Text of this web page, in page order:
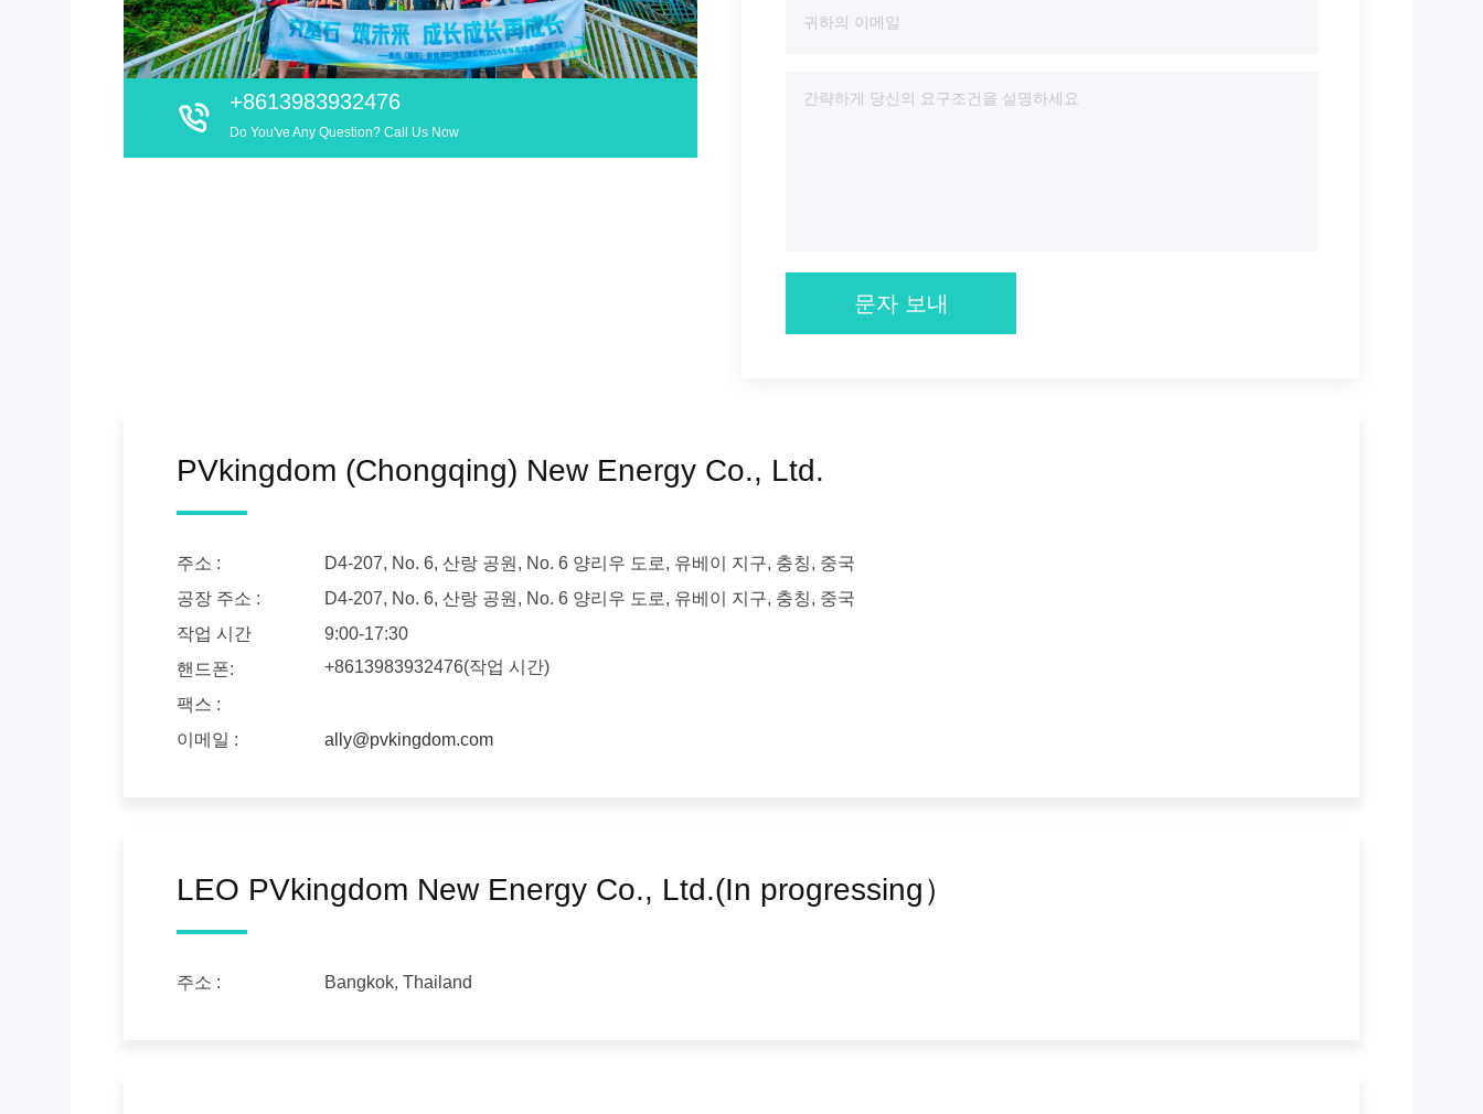
+8613983932476
Do You've Any Question? Call Us Now
문자 보내
PVkingdom (Chongqing) New Energy Co., Ltd.
주소 :
D4-207, No. 6, 산랑 공원, No. 6 양리우 도로, 유베이 지구, 충칭, 중국
공장 주소 :
D4-207, No. 6, 산랑 공원, No. 6 양리우 도로, 유베이 지구, 충칭, 중국
작업 시간
9:00-17:30
핸드폰:
+8613983932476(작업 시간)
팩스 :
이메일 :
ally@pvkingdom.com
LEO PVkingdom New Energy Co., Ltd.(In progressing）
주소 : Bangkok, Thailand